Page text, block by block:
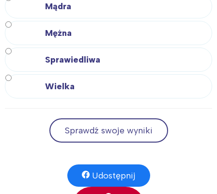
Mądra
Mężna
Sprawiedliwa
Wielka
Sprawdź swoje wyniki
Udostępnij